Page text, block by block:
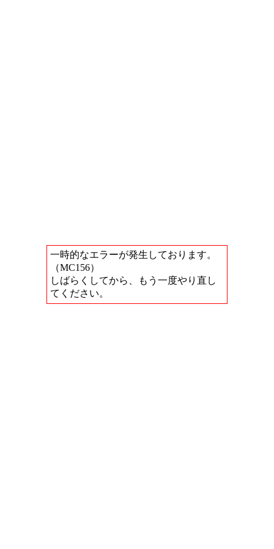
一時的なエラーが発生しております。
（MC156）
しばらくしてから、もう一度やり直し
てください。